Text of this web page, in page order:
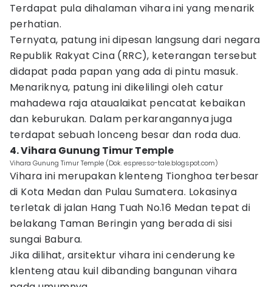
Terdapat pula dihalaman vihara ini yang menarik
perhatian.
Ternyata, patung ini dipesan langsung dari negara
Republik Rakyat Cina (RRC), keterangan tersebut
didapat pada papan yang ada di pintu masuk.
Menariknya, patung ini dikelilingi oleh catur
mahadewa raja ataualaikat pencatat kebaikan
dan keburukan. Dalam perkarangannya juga
terdapat sebuah lonceng besar dan roda dua.
4. Vihara Gunung Timur Temple
Vihara Gunung Timur Temple (Dok. espresso-tale.blogspot.com)
Vihara ini merupakan klenteng Tionghoa terbesar
di Kota Medan dan Pulau Sumatera. Lokasinya
terletak di jalan Hang Tuah No.16 Medan tepat di
belakang Taman Beringin yang berada di sisi
sungai Babura.
Jika dilihat, arsitektur vihara ini cenderung ke
klenteng atau kuil dibanding bangunan vihara